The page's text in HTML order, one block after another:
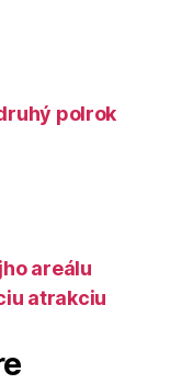
polrok
areálu
atrakciu